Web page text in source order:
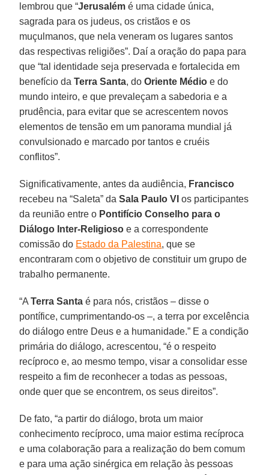
lembrou que “Jerusalém é uma cidade única,
sagrada para os judeus, os cristãos e os
muçulmanos, que nela veneram os lugares santos
das respectivas religiões”. Daí a oração do papa para
que “tal identidade seja preservada e fortalecida em
benefício daTerra Santa, doOriente Médio e do
mundo inteiro, e que prevaleçam a sabedoria e a
prudência, para evitar que se acrescentem novos
elementos de tensão em um panorama mundial já
convulsionado e marcado por tantos e cruéis
conflitos”.
Significativamente, antes da audiência, Francisco
recebeu na “Saleta” daSala Paulo VI os participantes
da reunião entre o Pontifício Conselho para o
Diálogo Inter-Religioso e a correspondente
comissão do Estado da Palestina, que se
encontraram com o objetivo de constituir um grupo de
trabalho permanente.
“ATerra Santa é para nós, cristãos – disse o
pontífice, cumprimentando-os –, a terra por excelência
do diálogo entre Deus e a humanidade.” E a condição
primária do diálogo, acrescentou, “é o respeito
recíproco e, ao mesmo tempo, visar a consolidar esse
respeito a fim de reconhecer a todas as pessoas,
onde quer que se encontrem, os seus direitos”.
De fato, “a partir do diálogo, brota um maior
conhecimento recíproco, uma maior estima recíproca
e uma colaboração para a realização do bem comum
e para uma ação sinérgica em relação às pessoas